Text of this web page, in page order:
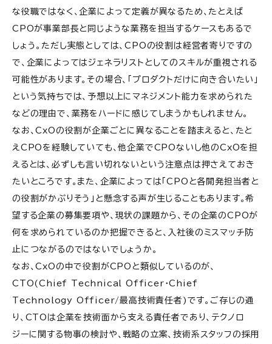
な役職ではなく、企業によって定義が異なるため、たとえば
CPOが事業部長と同じような業務を担当するケースもあるで
しょう。ただし実態としては、CPOの役割は経営者寄りですの
で、企業によってはジェネラリストとしてのスキルが重視される
可能性があります。その場合、「プロダクトだけに向き合いたい」
という気持ちでは、予想以上にマネジメント能力を求められた
などの理由で、業務をハードに感じてしまうかもしれません。
なお、CxOの役割が企業ごとに異なることを踏まえると、たと
えCPOを経験していても、他企業でCPOないし他のCxOを担
えるとは、必ずしも言い切れないという注意点は押さえておき
たいところです。また、企業によっては「CPOと各開発担当者と
の役割がかぶりそう」と懸念する声が生じることもあります。希
望する企業の募集要項や、現状の課題から、その企業のCPOが
何を求められているのか把握できると、入社後のミスマッチ防
止につながるのではないでしょうか。
なお、CxOの中で役割がCPOと類似しているのが、
CTO(Chief Technical Officer・Chief
Technology Officer/最高技術責任者)です。ご存じの通
り、CTOは企業を技術面から支える責任者であり、テクノロ
ジーに関する物事の検討や、戦略の立案、技術系スタッフの採用